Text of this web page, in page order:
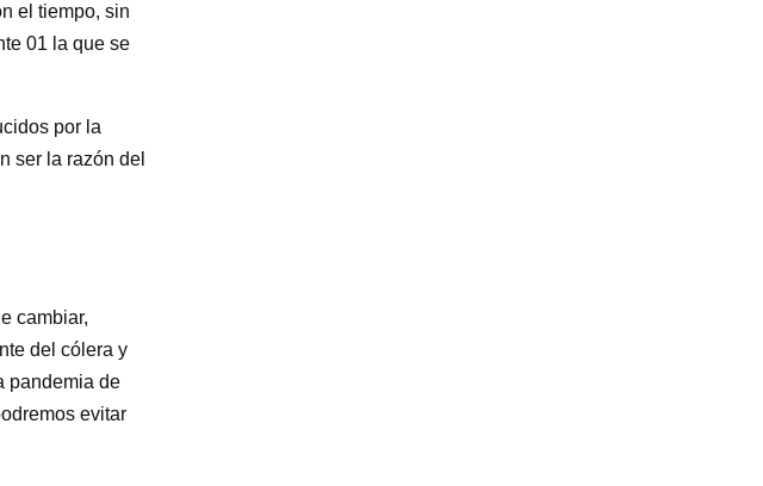
el tiempo, sin
01 la que se
por la
ser la razón del
cambiar,
del cólera y
pandemia de
evitar